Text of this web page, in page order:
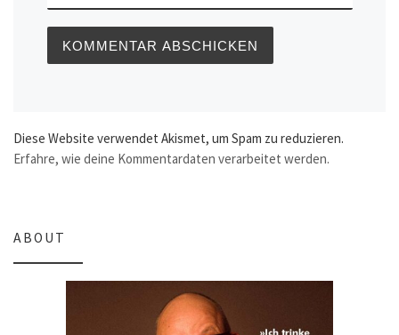
Diese Website verwendet Akismet, um Spam zu reduzieren.
Erfahre, wie deine Kommentardaten verarbeitet werden.
ABOUT